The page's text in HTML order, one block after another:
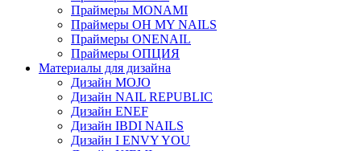
Праймеры MONAMI
Праймеры OH MY NAILS
Праймеры ONENAIL
Праймеры ОПЦИЯ
Материалы для дизайна
Дизайн MOJO
Дизайн NAIL REPUBLIC
Дизайн ENEF
Дизайн IBDI NAILS
Дизайн I ENVY YOU